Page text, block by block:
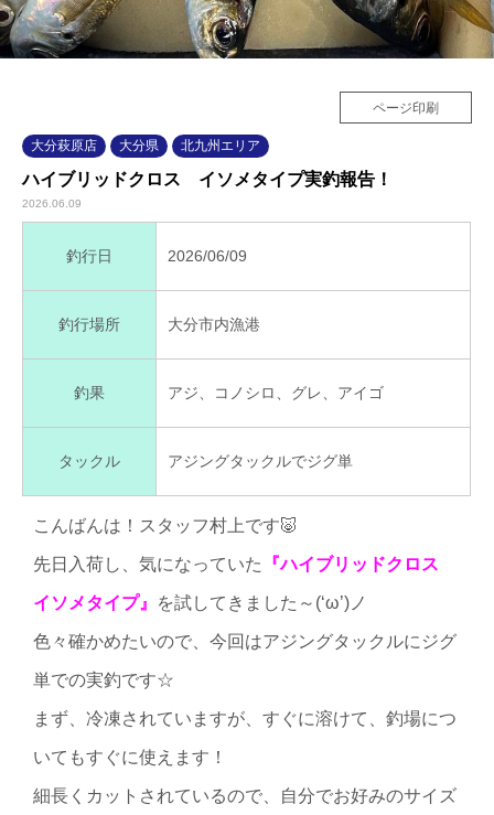
ページ印刷
大分萩原店 大分県 北九州エリア
ハイブリッドクロス イソメタイプ実釣報告！
2026.06.09
釣行日 2026/06/09
釣行場所 大分市内漁港
釣果 アジ、コノシロ、グレ、アイゴ
タックル アジングタックルでジグ単
こんばんは！スタッフ村上です🐷
先日入荷し、気になっていた 『ハイブリッドクロス
イソメタイプ』 を試してきました～(‘ω’)ノ
色々確かめたいので、今回はアジングタックルにジグ
単での実釣です☆
まず、冷凍されていますが、すぐに溶けて、釣場につ
いてもすぐに使えます！
細長くカットされているので、自分でお好みのサイズ